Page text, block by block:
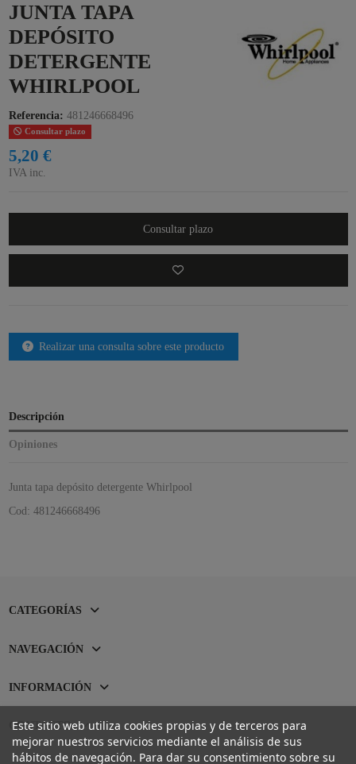
JUNTA TAPA
DEPÓSITO
DETERGENTE
WHIRLPOOL
Referencia: 481246668496
Consultar plazo
5,20 €
IVA inc.
Consultar plazo
Realizar una consulta sobre este producto
Descripción
Opiniones
Junta tapa depósito detergente Whirlpool
Cod: 481246668496
CATEGORÍAS
NAVEGACIÓN
INFORMACIÓN
CONTACTO
Este sitio web utiliza cookies propias y de terceros para
mejorar nuestros servicios mediante el análisis de sus
hábitos de navegación. Para dar su consentimiento sobre su